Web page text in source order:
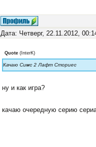
Дата: Четверг, 22.11.2012,
Quote ( InterK)
Качаю Симс 2 Лафт Сториес
ну и как игра?
качаю очередную серию